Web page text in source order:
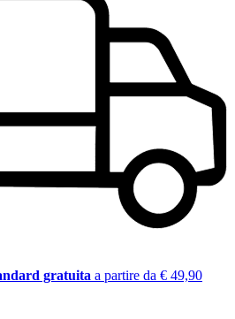
gratuita a partire da € 49,90